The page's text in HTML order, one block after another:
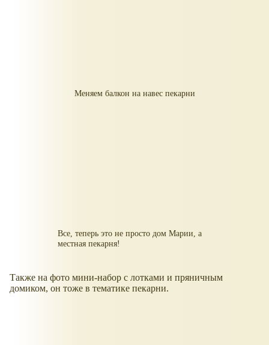
Меняем балкон на навес пекарни
Все, теперь это не просто дом Марии, а
местная пекарня!
Также на фото мини-набор с лотками и пряничным
домиком, он тоже в тематике пекарни.